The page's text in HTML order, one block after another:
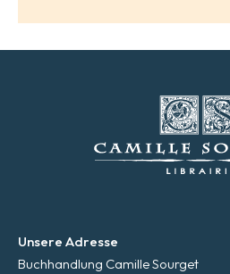
Unsere Adresse
Buchhandlung Camille Sourget